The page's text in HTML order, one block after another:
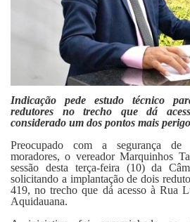
Indicação pede estudo técnico
redutores no trecho que dá
considerado um dos pontos mais
Preocupado com a segurança de
moradores, o vereador Marquinhos
sessão desta terça-feira (10) da
solicitando a implantação de dois
419, no trecho que dá acesso à Rua
Aquidauana.